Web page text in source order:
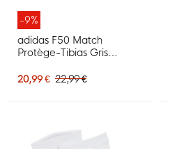
-9%
adidas F50 Match
Protège-Tibias Gris
20,99 € 22,99 €